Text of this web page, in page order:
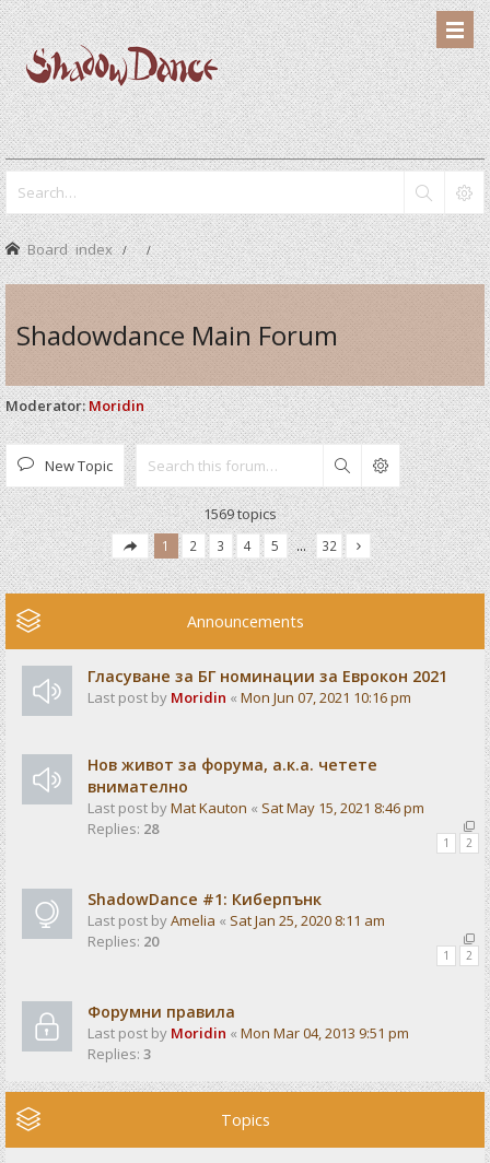
Board index
Shadowdance Main Forum
Moderator: Moridin
New Topic Search
1569 topics
1 2 3 4 5 … 32
Announcements
Гласуване за БГ номинации за Еврокон 2021
Last post by Moridin « Mon Jun 07, 2021 10:16 pm
Нов живот за форума, а.к.а. четете
внимателно
Last post byMat Kauton « Sat May 15, 2021 8:46 pm
Replies: 28
1 2
ShadowDance #1: Киберпънк
Last post byAmelia « Sat Jan 25, 2020 8:11 am
Replies: 20
1 2
Форумни правила
Last post by Moridin « Mon Mar 04, 2013 9:51 pm
Replies: 3
Topics